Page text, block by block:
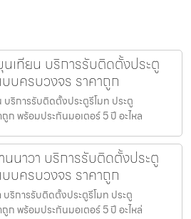
เทียน บริการรับติดตั้งประตู
บครบวงจร ราคาถูก
ริการรับติดตั้งประตูรีโมท ประตู
ก พร้อมประกันมอเตอร์ 5 ปี อะไหล
นาวา บริการรับติดตั้งประตู
บครบวงจร ราคาถูก
ริการรับติดตั้งประตูรีโมท ประตู
ก พร้อมประกันมอเตอร์ 5 ปี อะไหล่